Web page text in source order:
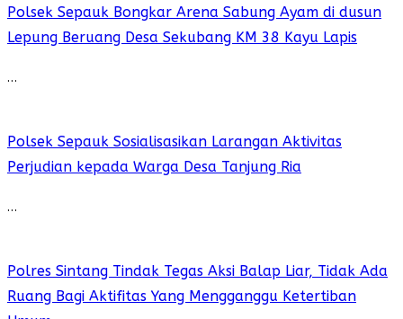
Polsek Sepauk Bongkar Arena Sabung Ayam di dusun
Lepung Beruang Desa Sekubang KM 38 Kayu Lapis
…
Polsek Sepauk Sosialisasikan Larangan Aktivitas
Perjudian kepada Warga Desa Tanjung Ria
…
Polres Sintang Tindak Tegas Aksi Balap Liar, Tidak Ada
Ruang Bagi Aktifitas Yang Mengganggu Ketertiban